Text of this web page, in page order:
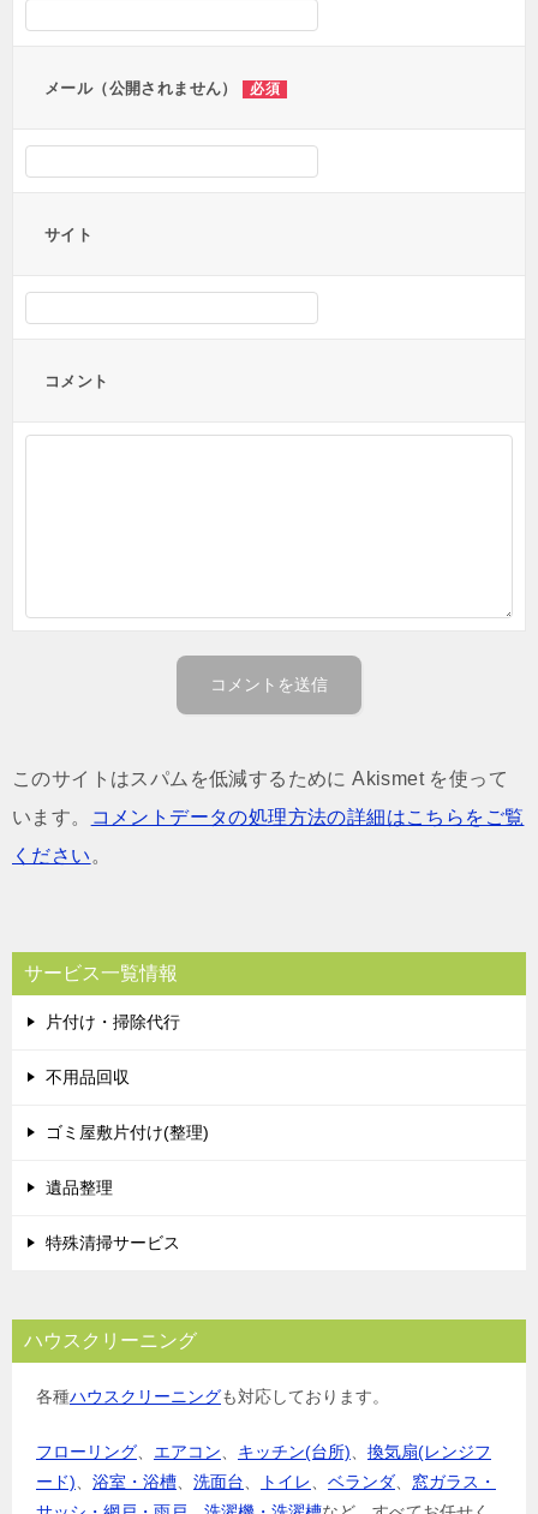
メール（公開されません） 必須
サイト
コメント
このサイトはスパムを低減するために Akismet を使って
います。
コメントデータの処理方法の詳細はこちらをご覧
ください 。
サービス一覧情報
片付け・掃除代行
不用品回収
ゴミ屋敷片付け(整理)
遺品整理
特殊清掃サービス
ハウスクリーニング
各種ハウスクリーニングも対応しております。
フローリング エアコン キッチン(台所)
換気扇(レンジフ
ード)
浴室・浴槽 洗面台 トイレ ベランダ
窓ガラス・